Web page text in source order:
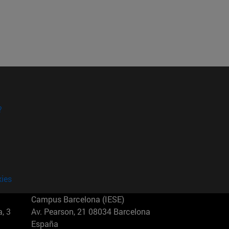
3
Campus Barcelona (IESE)
Av. Pearson, 21 08034 Barcelona
España